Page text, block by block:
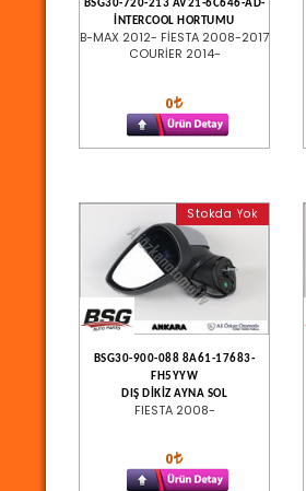
BSG30-720-213 AV21-6C646-AD-
İNTERCOOL HORTUMU
B-MAX 2012- FİESTA 2008-2017
COURİER 2014-
0
Stokda Yok
BSG30-900-088 8A61-17683-
FH5YYW
DIŞ DİKİZ AYNA SOL
FIESTA 2008-
0